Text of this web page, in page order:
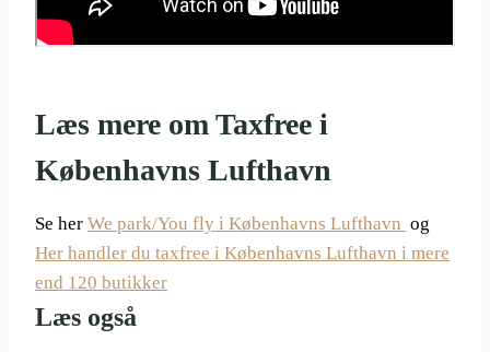
Læs mere om Taxfree i
Københavns Lufthavn
Se her We park/You fly i Københavns Lufthavn og
Her handler du taxfree i Københavns Lufthavn i mere
end 120 butikker
Læs også